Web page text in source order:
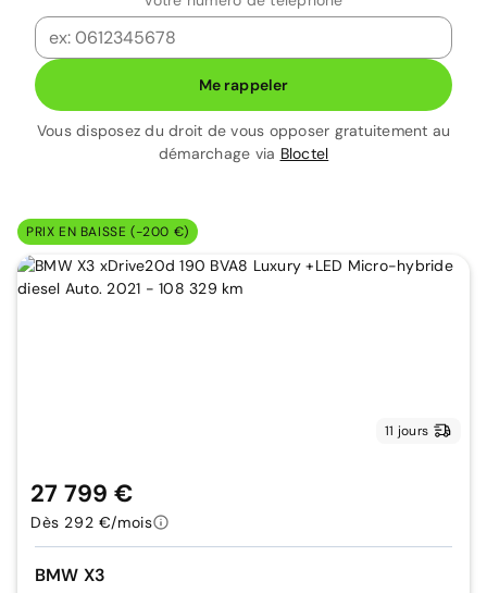
Me rappeler
Vous disposez du droit de vous opposer gratuitement au
démarchage via Bloctel
PRIX EN BAISSE (-200 €)
11 jours
BMW X3
27 799 €
Dès 292 €/mois